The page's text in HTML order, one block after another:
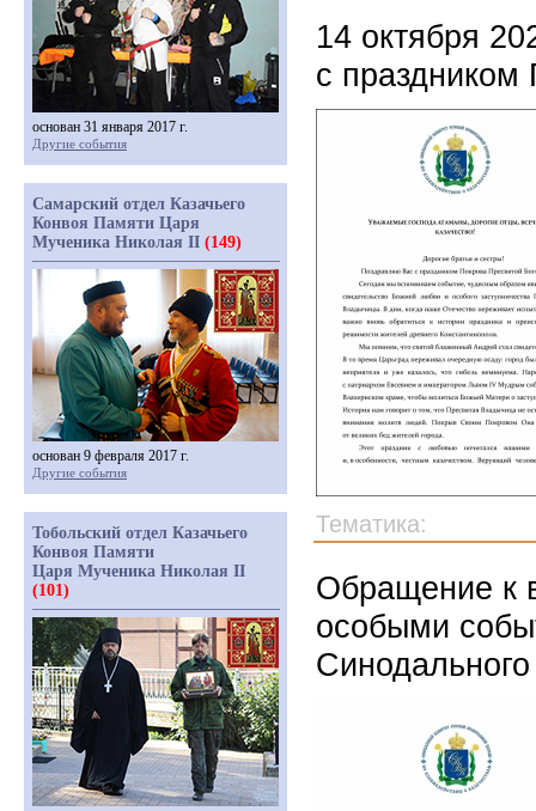
14 октября
с праздником
Тематика:
Обращение к
особыми
основан 31 января 2017 г.
Другие события
Самарский отдел Казачьего
Конвоя Памяти Царя
Мученика Николая II (149)
основан 9 февраля 2017 г.
Другие события
Тобольский отдел Казачьего
Конвоя Памяти
Царя Мученика Николая II
(101)